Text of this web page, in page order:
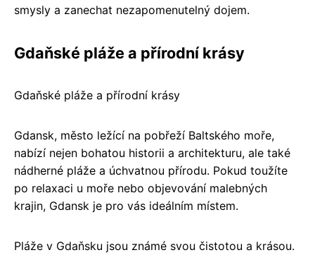
smysly a zanechat nezapomenutelný dojem.
Gdaňské pláže a přírodní krásy
Gdaňské pláže a přírodní krásy
Gdansk, město ležící na pobřeží Baltského moře,
nabízí nejen bohatou historii a architekturu, ale také
nádherné pláže a úchvatnou přírodu. Pokud toužíte
po relaxaci u moře nebo objevování malebných
krajin, Gdansk je pro vás ideálním místem.
Pláže v Gdaňsku jsou známé svou čistotou a krásou.